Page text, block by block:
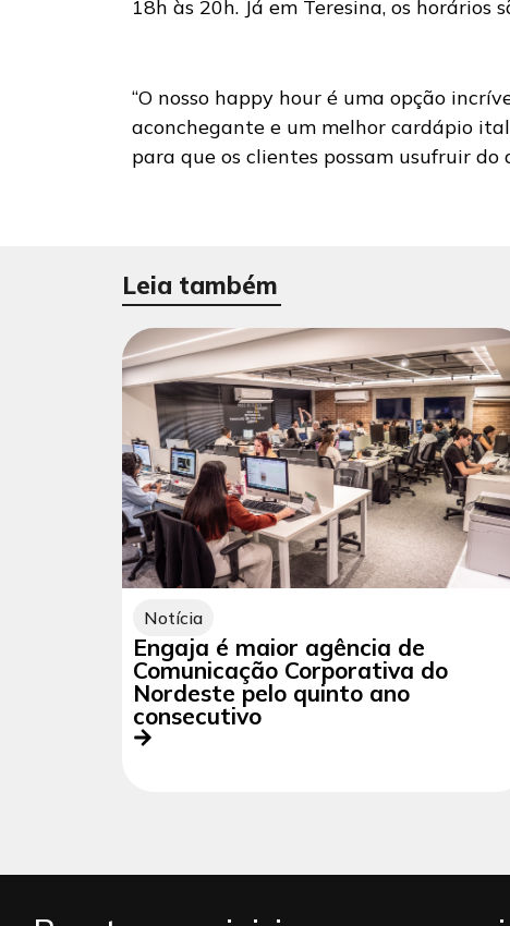
18h às 20h. Já em Teresina, os
“O nosso happy hour é uma opção
aconchegante e um melhor cardápio
para que os clientes possam usufruir do
Leia também
Notícia
Engaja é maior agência de
Comunicação Corporativa do
Nordeste pelo quinto ano
consecutivo